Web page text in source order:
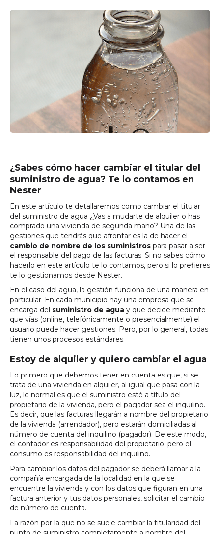
¿Sabes cómo hacer cambiar el titular del
suministro de agua? Te lo contamos en
Nester
En este artículo te detallaremos como cambiar el titular
del suministro de agua ¿Vas a mudarte de alquiler o has
comprado una vivienda de segunda mano? Una de las
gestiones que tendrás que afrontar es la de hacer el
cambio de nombre de los suministros para pasar a ser
el responsable del pago de las facturas. Si no sabes cómo
hacerlo en este artículo te lo contamos, pero si lo prefieres
te lo gestionamos desde Nester.
En el caso del agua, la gestión funciona de una manera en
particular. En cada municipio hay una empresa que se
encarga del suministro de agua y que decide mediante
que vías (online, telefónicamente o presencialmente) el
usuario puede hacer gestiones. Pero, por lo general, todas
tienen unos procesos estándares.
Estoy de alquiler y quiero cambiar el agua
Lo primero que debemos tener en cuenta es que, si se
trata de una vivienda en alquiler, al igual que pasa con la
luz, lo normal es que el suministro esté a título del
propietario de la vivienda, pero el pagador sea el inquilino.
Es decir, que las facturas llegarán a nombre del propietario
de la vivienda (arrendador), pero estarán domiciliadas al
número de cuenta del inquilino (pagador). De este modo,
el contador es responsabilidad del propietario, pero el
consumo es responsabilidad del inquilino.
Para cambiar los datos del pagador se deberá llamar a la
compañía encargada de la localidad en la que se
encuentre la vivienda y con los datos que figuran en una
factura anterior y tus datos personales, solicitar el cambio
de número de cuenta.
La razón por la que no se suele cambiar la titularidad del